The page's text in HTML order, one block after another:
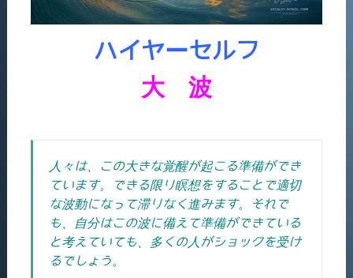
ハイヤーセルフ
大 波
人々は、この大きな覚醒が起こる準備ができ
ています。できる限り瞑想をすることで適切
な波動になって滞りなく進みます。それで
も、自分はこの波に備えて準備ができている
と考えていても、多くの人がショックを受け
るでしょう。